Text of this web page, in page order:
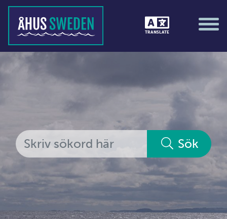
TRANSLATE
Tävlingar &amp; matcher
Alla medlemmar
Ekonomi &amp; juridik
Hantverkare
Hus &amp; hem
Sök